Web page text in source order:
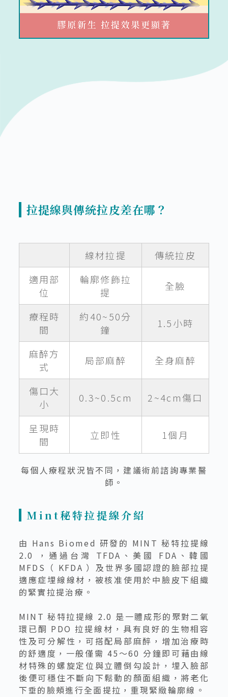
拉提線與傳統拉皮差在哪？
線材拉提
傳統拉皮
適用部
位
輪廓修飾拉
提
全臉
療程時
間
約40~50分
鐘
1.5小時
麻醉方
式
局部麻醉 全身麻醉
傷口大
小
0.3~0.5cm 2~4cm傷口
呈現時
間
立即性 1個月
每個人療程狀況皆不同，建議術前諮詢專業醫
師。
Mint秘特拉提線介紹
由 Hans Biomed 研發的 MINT 秘特拉提線
2.0 ，通過台灣 TFDA、美國 FDA、韓國
MFDS（ KFDA ）及世界多國認證的臉部拉提
適應症埋線線材，被核准使用於中臉皮下組織
的緊實拉提治療。
MINT 秘特拉提線 2.0 是一體成形的聚對二氧
環已酮 PDO 拉提線材，具有良好的生物相容
性及可分解性，可搭配局部麻醉，增加治療時
的舒適度，一般僅需 45～60 分鐘即可藉由線
材特殊的螺旋定位與立體倒勾設計，埋入臉部
後便可穩住不斷向下鬆動的顏面組織，將老化
下垂的臉頰進行全面提拉，重現緊緻輪廓線。